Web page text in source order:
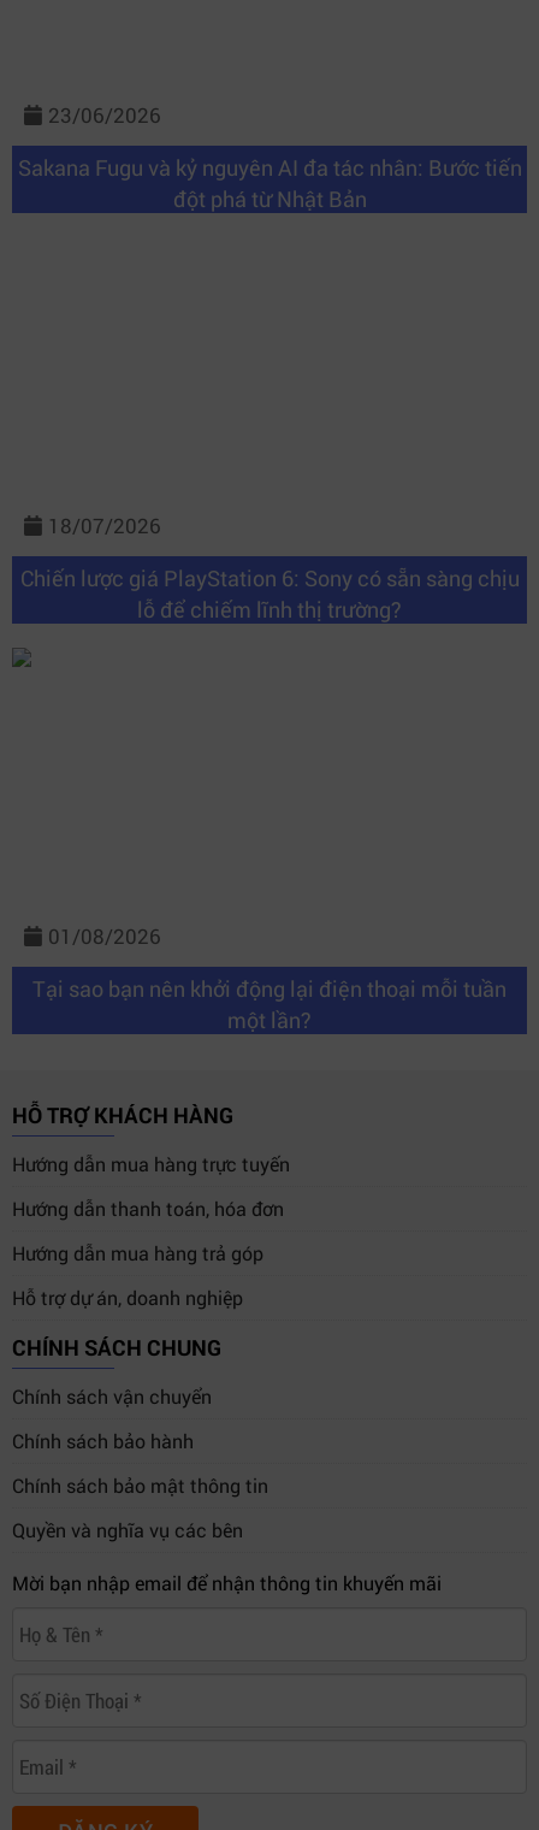
23/06/2026
Sakana Fugu và kỷ nguyên AI đa tác nhân: Bước tiến
đột phá từ Nhật Bản
18/07/2026
Chiến lược giá PlayStation 6: Sony có sẵn sàng chịu
lỗ để chiếm lĩnh thị trường?
01/08/2026
Tại sao bạn nên khởi động lại điện thoại mỗi tuần
một lần?
HỖ TRỢ KHÁCH HÀNG
Hướng dẫn mua hàng trực tuyến
Hướng dẫn thanh toán, hóa đơn
Hướng dẫn mua hàng trả góp
Hỗ trợ dự án, doanh nghiệp
CHÍNH SÁCH CHUNG
Chính sách vận chuyển
Chính sách bảo hành
Chính sách bảo mật thông tin
Quyền và nghĩa vụ các bên
Mời bạn nhập email để nhận thông tin khuyến mãi